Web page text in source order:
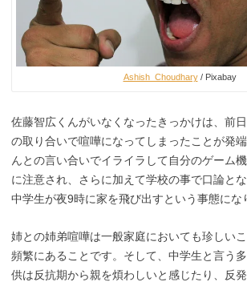
Ashish_Choudhary/ Pixabay
佐藤智広くんがいなくなったきっかけは、前
の取り合いで喧嘩になってしまったことが発
んとの言い合いでイライラして自分のゲーム
に注意され、さらに加えて学校の事で口論とな
中学生が夜9時に家を飛び出すという事態にな
姉との姉弟喧嘩は一般家庭においても珍しい
頻繁にあることです。そして、中学生と言う
供は反抗期から親を煩わしいと感じたり、反